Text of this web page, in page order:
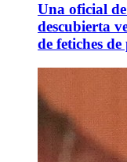
Una oficial
descubierta
de fetiches de